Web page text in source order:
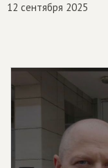
12 сентября 2025